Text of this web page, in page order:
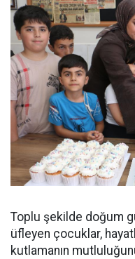
Toplu şekilde doğum
üfleyen çocuklar,
kutlamanın